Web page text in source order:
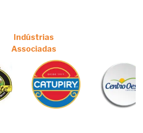
Indústrias
Associadas